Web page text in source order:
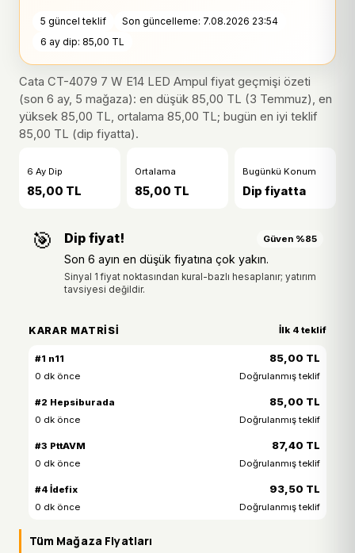
5 güncel teklif
Son güncelleme: 7.08.2026 23:54
6 ay dip: 85,00 TL
Cata CT-4079 7 W E14 LED Ampul fiyat geçmişi özeti
(son 6 ay, 5 mağaza): en düşük 85,00 TL (3 Temmuz), en
yüksek 85,00 TL, ortalama 85,00 TL; bugün en iyi teklif
85,00 TL (dip fiyatta).
6 Ay Dip
85,00 TL
Ortalama
85,00 TL
Bugünkü Konum
Dip fiyatta
🎯 Dip fiyat! Güven %85
Son 6 ayın en düşük fiyatına çok yakın.
Sinyal 1 fiyat noktasından kural-bazlı hesaplanır; yatırım
tavsiyesi değildir.
KARAR MATRISI İlk 4 teklif
#1 n11 85,00 TL
0 dk önce Doğrulanmış teklif
#2 Hepsiburada 85,00 TL
0 dk önce Doğrulanmış teklif
#3 PttAVM 87,40 TL
0 dk önce Doğrulanmış teklif
#4 İdefix 93,50 TL
0 dk önce Doğrulanmış teklif
Tüm Mağaza Fiyatları